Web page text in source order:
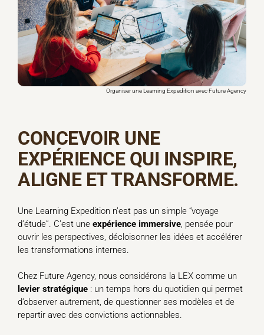
Organiser une Learning Expedition avec Future Agency
CONCEVOIR UNE
EXPÉRIENCE QUI INSPIRE,
ALIGNE ET TRANSFORME.
Une Learning Expedition n’est pas un simple “voyage
d’étude”. C’est une expérience immersive , pensée pour
ouvrir les perspectives, décloisonner les idées et accélérer
les transformations internes.
Chez Future Agency, nous considérons la LEX comme un
levier stratégique : un temps hors du quotidien qui permet
d’observer autrement, de questionner ses modèles et de
repartir avec des convictions actionnables.